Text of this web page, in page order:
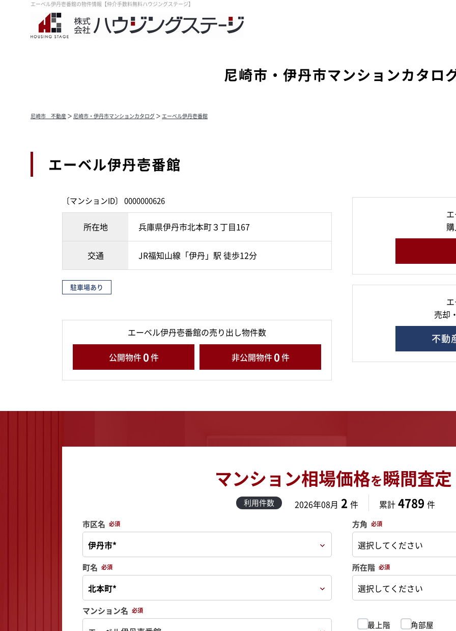
エーベル伊丹壱番館の物件情報【仲介手数料無料ハウジングステージ】
尼崎市・伊丹市マンションカタロ
尼崎市 不動産 ＞ 尼崎市・伊丹市マンションカタログ ＞ エーベル伊丹壱番館
エーベル伊丹壱番館
〔マンションID〕 0000000626
所在地 兵庫県伊丹市北本町３丁目167
交通 JR福知山線「伊丹」駅 徒歩12分
駐車場あり
エーベル伊丹壱番館の売り出し物件数
公開物件0件 非公開物件0件
売却
不動
マンション相場価格を瞬間査
利用件数 2026年08月 2 件 累計 4789 件
市区名 必須
町名 必須
マンション名 必須
方角 必須
所在階 必須
最上階
角部屋